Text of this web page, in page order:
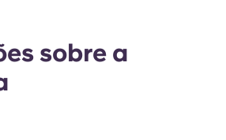
sobre a